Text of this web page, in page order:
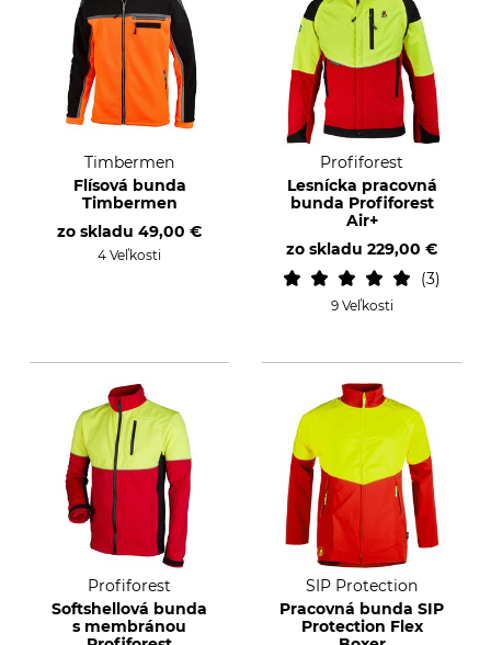
Timbermen
Flísová bunda
Timbermen
zo skladu 49,00 €
4 Veľkosti
Profiforest
Lesnícka pracovná
bunda Profiforest
Air+
zo skladu 229,00 €
3
9 Veľkosti
Profiforest
Softshellová bunda
s membránou
SIP Protection
Pracovná bunda SIP
Protection Flex